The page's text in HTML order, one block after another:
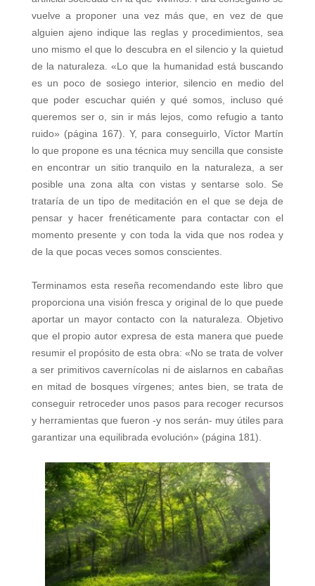
vuelve a proponer una vez más que, en vez de que
alguien ajeno indique las reglas y procedimientos, sea
uno mismo el que lo descubra en el silencio y la quietud
de la naturaleza. «Lo que la humanidad está buscando
es un poco de sosiego interior, silencio en medio del
que poder escuchar quién y qué somos, incluso qué
queremos ser o, sin ir más lejos, como refugio a tanto
ruido» (página 167). Y, para conseguirlo, Víctor Martín
lo que propone es una técnica muy sencilla que consiste
en encontrar un sitio tranquilo en la naturaleza, a ser
posible una zona alta con vistas y sentarse solo. Se
trataría de un tipo de meditación en el que se deja de
pensar y hacer frenéticamente para contactar con el
momento presente y con toda la vida que nos rodea y
de la que pocas veces somos conscientes.
Terminamos esta reseña recomendando este libro que
proporciona una visión fresca y original de lo que puede
aportar un mayor contacto con la naturaleza. Objetivo
que el propio autor expresa de esta manera que puede
resumir el propósito de esta obra: «No se trata de volver
a ser primitivos cavernícolas ni de aislarnos en cabañas
en mitad de bosques vírgenes; antes bien, se trata de
conseguir retroceder unos pasos para recoger recursos
y herramientas que fueron -y nos serán- muy útiles para
garantizar una equilibrada evolución» (página 181).